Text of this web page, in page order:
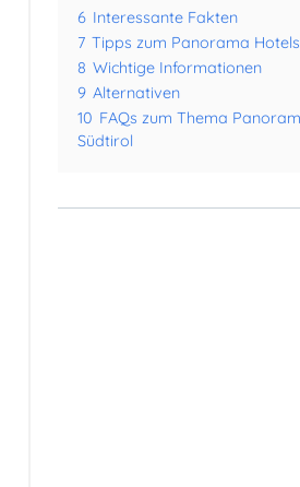
6 Interessante Fakten
7 Tipps zum Panorama
8 Wichtige Informationen
9 Alternativen
10 FAQs zum Thema
Südtirol